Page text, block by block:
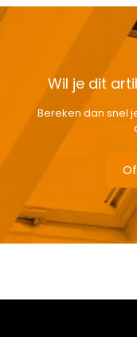
Wil je dit
Bereken dan snel